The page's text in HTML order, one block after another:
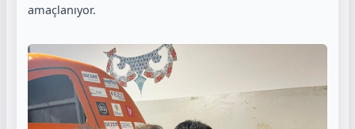
amaçlanıyor.